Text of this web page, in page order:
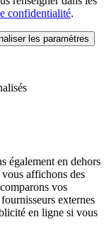
confidentialité.
les paramètres
également en dehors
affichons des
vos
externes
en ligne si vous